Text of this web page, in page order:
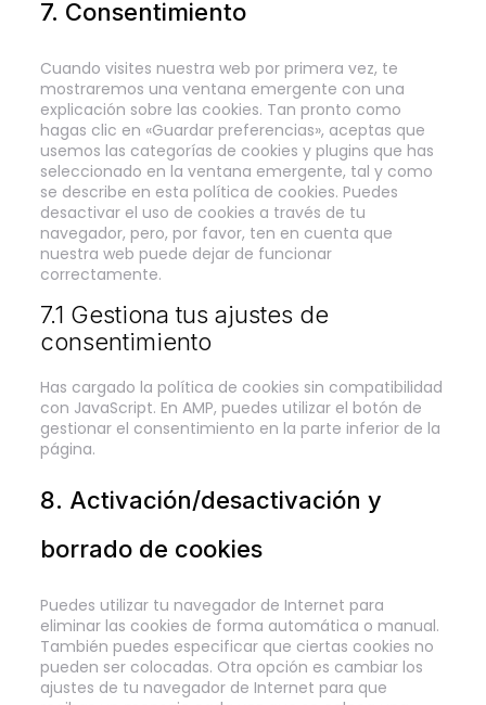
7. Consentimiento
Cuando visites nuestra web por primera vez, te
mostraremos una ventana emergente con una
explicación sobre las cookies. Tan pronto como
hagas clic en «Guardar preferencias», aceptas que
usemos las categorías de cookies y plugins que has
seleccionado en la ventana emergente, tal y como
se describe en esta política de cookies. Puedes
desactivar el uso de cookies a través de tu
navegador, pero, por favor, ten en cuenta que
nuestra web puede dejar de funcionar
correctamente.
7.1 Gestiona tus ajustes de
consentimiento
Has cargado la política de cookies sin compatibilidad
con JavaScript. En AMP, puedes utilizar el botón de
gestionar el consentimiento en la parte inferior de la
página.
8. Activación/desactivación y
borrado de cookies
Puedes utilizar tu navegador de Internet para
eliminar las cookies de forma automática o manual.
También puedes especificar que ciertas cookies no
pueden ser colocadas. Otra opción es cambiar los
ajustes de tu navegador de Internet para que